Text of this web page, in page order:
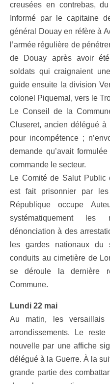
creusées en contrebas,
Informé par le capitaine
général Douay en réfère à
l’armée régulière de
de Douay après avoir
soldats qui craignaient
guide ensuite la division
colonel Piquemal, vers le
Le Conseil de la
Cluseret, ancien délégué
pour incompétence ;
demande qu’avait
commande le secteur.
Le Comité de Salut Public
est fait prisonnier par
République occupe
systématiquement les
dénonciation à des
les gardes nationaux du
conduits au cimetière de
se déroule la dernière
Commune.
Lundi 22 mai
Au matin, les
arrondissements. Le
nouvelle par une affiche
délégué à la Guerre. À la
grande partie des